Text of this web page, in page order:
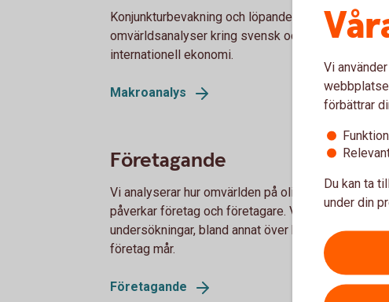
Konjunkturbevakning och löpande
omvärldsanalyser kring svensk och
internationell ekonomi.
Makroanalys
Företagande
Vi analyserar hur omvärlden på olika sätt
påverkar företag och företagare. Vi redovisar
undersökningar, bland annat över hur Sveriges
företag mår.
Företagande
Vi
förbättrar
Du kan ta
under din